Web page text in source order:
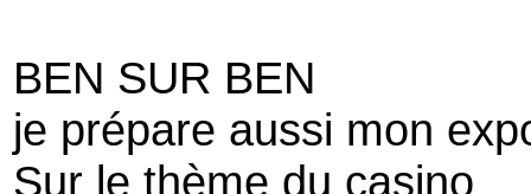
BEN SUR BEN
je prépare aussi mon
Sur le thème du casino